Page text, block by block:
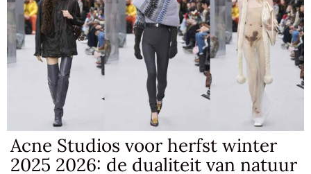
Acne Studios voor herfst winter
2025 2026: de dualiteit van natuur